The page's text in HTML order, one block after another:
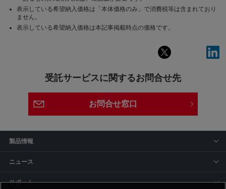
表示している希望納入価格は「本体価格のみ」で消費税等は含まれており
ません。
表示している希望納入価格は本記事掲載時点の価格です。
受託サービスに関するお問合せ先
お問合せ窓口
製品情報
ニュース
サポート